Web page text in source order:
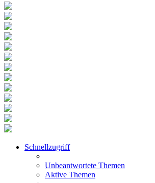
Schnellzugriff
Unbeantwortete Themen
Aktive Themen